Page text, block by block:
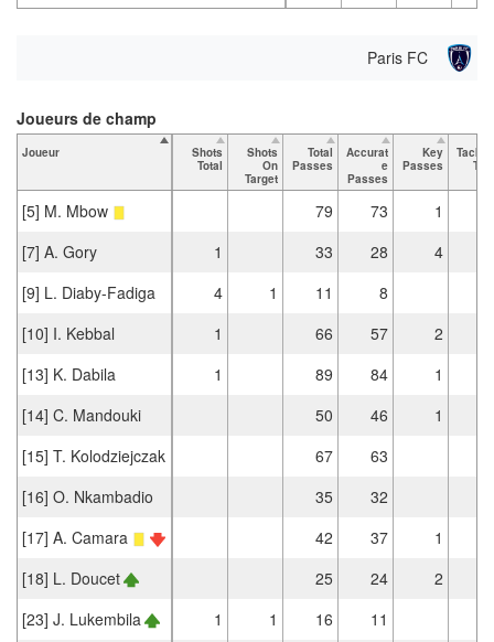
Paris FC
Joueur
Shots
Total
Shots
On
Target
Total
Passes
Accurat
e
Passes
Key
Passes
[5] M. Mbow 79 73 1
[7] A. Gory
1 33 28
4
[9] L. Diaby-Fadiga
4 1 11
8
[10] I. Kebbal
1 66 57 2
[13] K. Dabila
1 89 84 1
[14] C. Mandouki
50 46
1
[15] T. Kolodziejczak
67
63
[16] O. Nkambadio
35
32
[17] A. Camara
42 37 1
[18] L. Doucet
25 24 2
[23] J. Lukembila
1 1 16 11
Joueurs de champ